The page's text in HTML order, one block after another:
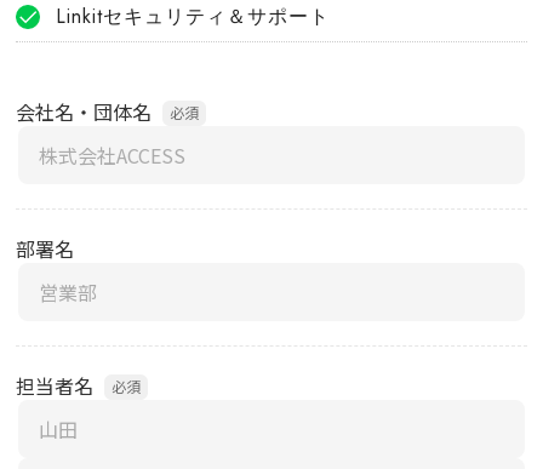
Linkitセキュリティ＆サポート